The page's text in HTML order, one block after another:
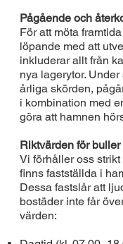
Pågående och
För att möta
löpande med att
inkluderar allt från
nya lagerytor.
årliga skörden,
i kombination med
göra att hamnen
Riktvärden för buller
Vi förhåller oss
finns fastställda i
Dessa fastslår att
bostäder inte får
värden: